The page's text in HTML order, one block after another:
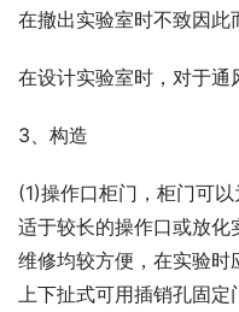
在撤出实验室时不致因此
在设计实验室时，对于通
3、构造
(1)操作口柜门，柜门可
适于较长的操作口或放
维修均较方便，在实验时
上下扯式可用插销孔固